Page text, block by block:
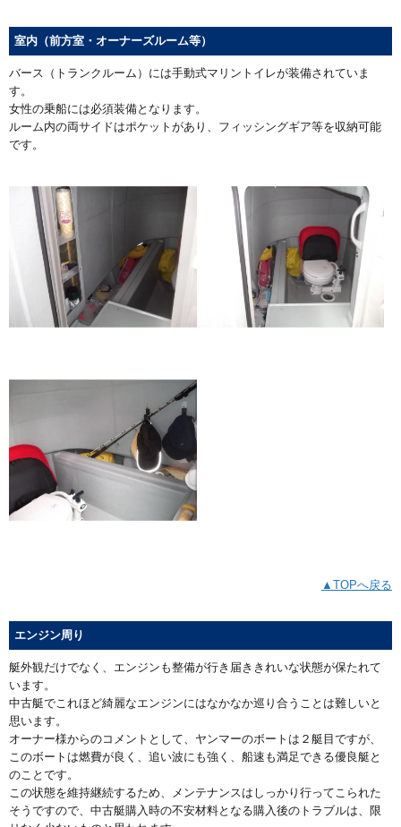
室内（前方室・オーナーズルーム等）
バース（トランクルーム）には手動式マリントイレが装備されていま
す。
女性の乗船には必須装備となります。
ルーム内の両サイドはポケットがあり、フィッシングギア等を収納可能
です。
▲TOPへ戻る
エンジン周り
艇外観だけでなく、エンジンも整備が行き届ききれいな状態が保たれて
います。
中古艇でこれほど綺麗なエンジンにはなかなか巡り合うことは難しいと
思います。
オーナー様からのコメントとして、ヤンマーのボートは２艇目ですが、
このボートは燃費が良く、追い波にも強く、船速も満足できる優良艇と
のことです。
この状態を維持継続するため、メンテナンスはしっかり行ってこられた
そうですので、中古艇購入時の不安材料となる購入後のトラブルは、限